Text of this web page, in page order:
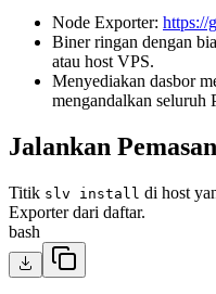
Node Exporter: https://
Biner ringan dengan
atau host VPS.
Menyediakan dasbor
mengandalkan seluruh
Jalankan
Titik slv install di host
Exporter dari daftar.
bash